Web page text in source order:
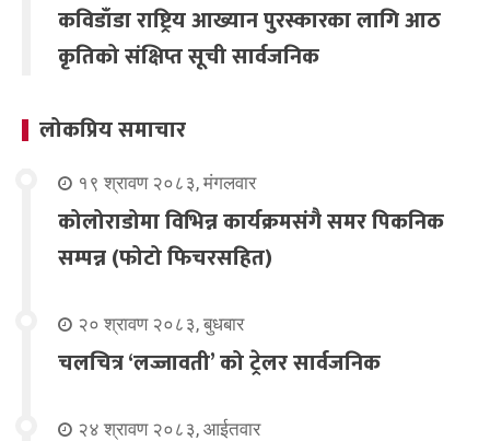
कविडाँडा राष्ट्रिय आख्यान पुरस्कारका लागि आठ
कृतिको संक्षिप्त सूची सार्वजनिक
लोकप्रिय समाचार
१९ श्रावण २०८३, मंगलवार
कोलोराडोमा विभिन्न कार्यक्रमसंगै समर पिकनिक
सम्पन्न (फोटो फिचरसहित)
२० श्रावण २०८३, बुधबार
चलचित्र ‘लज्जावती’ को ट्रेलर सार्वजनिक
२४ श्रावण २०८३, आईतवार